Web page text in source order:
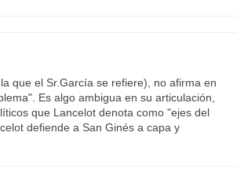
que el Sr.García se refiere), no afirma en
Es algo ambigua en su articulación,
que Lancelot denota como "ejes del
defiende a San Ginés a capa y